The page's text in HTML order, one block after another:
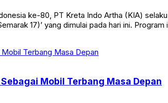
ke-80, PT Kreta Indo Artha (KIA)
17)’ yang dimulai pada hari ini.
Mobil Terbang Masa Depan